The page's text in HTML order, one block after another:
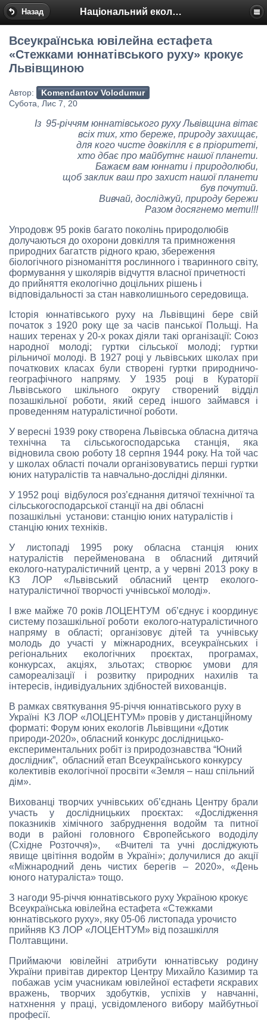
Назад Національний еколого-натуралістичний центр
Всеукраїнська ювілейна естафета
«Стежками юннатівського руху» крокує
Львівщиною
Автор:
Komendantov Volodumur
Субота, Лис 7, 20
Із 95-річчям юннатівського руху Львівщина вітає
всіх тих, хто береже, природу захищає,
для кого чисте довкілля є в пріоритеті,
хто дбає про майбутнє нашої планети.
Бажаєм вам юннати і природолюби,
щоб заклик ваш про захист нашої планети
був почутий.
Вивчай, досліджуй, природу бережи
Разом досягнемо мети!!!
Упродовж 95 років багато поколінь природолюбів
долучаються до охорони довкілля та примноження
природних багатств рідного краю, збереження
біологічного різноманіття рослинного і тваринного світу,
формування у школярів відчуття власної причетності
до прийняття екологічно доцільних рішень і
відповідальності за стан навколишнього середовища.
Історія юннатівського руху на Львівщині бере свій
початок з 1920 року ще за часів панської Польщі. На
наших теренах у 20-х роках діяли такі організації: Союз
народної молоді; гуртки сільської молоді; гуртки
рільничої молоді. В 1927 році у львівських школах при
початкових класах були створені гуртки природничо-
географічного напряму. У 1935 році в Кураторії
Львівського шкільного округу створений відділ
позашкільної роботи, який серед іншого займався і
проведенням натуралістичної роботи.
У вересні 1939 року створена Львівська обласна дитяча
технічна та сільськогосподарська станція, яка
відновила свою роботу 18 серпня 1944 року. На той час
у школах області почали організовуватись перші гуртки
юних натуралістів та навчально-дослідні ділянки.
У 1952 році відбулося роз’єднання дитячої технічної та
сільськогосподарської станції на дві обласні
позашкільні установи: станцію юних натуралістів і
станцію юних техніків.
У листопаді 1995 року обласна станція юних
натуралістів перейменована в обласний дитячий
еколого-натуралістичний центр, а у червні 2013 року в
КЗ ЛОР «Львівський обласний центр еколого-
натуралістичної творчості учнівської молоді».
І вже майже 70 років ЛОЦЕНТУМ об’єднує і координує
систему позашкільної роботи еколого-натуралістичного
напряму в області; організовує дітей та учнівську
молодь до участі у міжнародних, всеукраїнських і
регіональних екологічних проєктах, програмах,
конкурсах, акціях, зльотах; створює умови для
самореалізації і розвитку природних нахилів та
інтересів, індивідуальних здібностей вихованців.
В рамках святкування 95-річчя юннатівського руху в
Україні КЗ ЛОР «ЛОЦЕНТУМ» провів у дистанційному
форматі: Форум юних екологів Львівщини «Дотик
природи-2020», обласний конкурс дослідницько-
експериментальних робіт із природознавства “Юний
дослідник”, обласний етап Всеукраїнського конкурсу
колективів екологічної просвіти «Земля – наш спільний
дім».
Вихованці творчих учнівських об’єднань Центру брали
участь у дослідницьких проєктах: «Дослідження
показників хімічного забруднення водойм та питної
води в районі головного Європейського вододілу
(Східне Розточчя)», «Вчителі та учні досліджують
явище цвітіння водойм в Україні»; долучилися до акції
«Міжнародний день чистих берегів – 2020», «День
юного натураліста» тощо.
З нагоди 95-річчя юннатівського руху Україною крокує
Всеукраїнська ювілейна естафета «Стежками
юннатівського руху», яку 05-06 листопада урочисто
прийняв КЗ ЛОР «ЛОЦЕНТУМ» від позашкілля
Полтавщини.
Приймаючи ювілейні атрибути юннатівську родину
України привітав директор Центру Михайло Казимир та
побажав усім учасникам ювілейної естафети яскравих
вражень, творчих здобутків, успіхів у навчанні,
натхнення у праці, усвідомленого вибору майбутньої
професії.